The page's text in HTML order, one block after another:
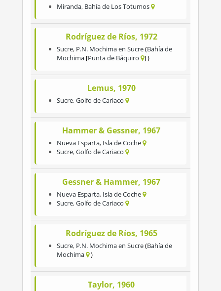
Miranda, Bahía de Los Totumos
Rodríguez de Ríos, 1972
Sucre, P.N. Mochima en Sucre Bahía de
Mochima Punta de Báquiro
Lemus, 1970
Sucre,Golfo de Cariaco
Hammer & Gessner, 1967
Nueva Esparta, Isla de Coche
Sucre,Golfo de Cariaco
Gessner & Hammer, 1967
Nueva Esparta, Isla de Coche
Sucre,Golfo de Cariaco
Rodríguez de Ríos, 1965
Sucre, P.N. Mochima en Sucre Bahía de
Mochima
Taylor, 1960